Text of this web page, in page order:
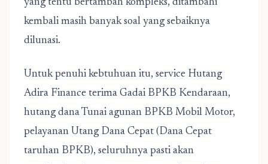
yang tentu bertambah kompleks, ditambahi
kembali masih banyak soal yang sebaiknya
dilunasi.
Untuk penuhi kebtuhuan itu, service Hutang
Adira Finance terima Gadai BPKB Kendaraan,
hutang dana Tunai agunan BPKB Mobil Motor,
pelayanan Utang Dana Cepat (Dana Cepat
taruhan BPKB), seluruhnya pasti akan